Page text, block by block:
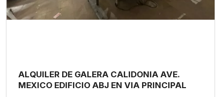
ALQUILER DE GALERA CALIDONIA AVE.
MEXICO EDIFICIO ABJ EN VIA PRINCIPAL